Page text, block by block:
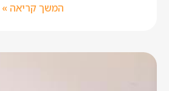
המשך קריאה »